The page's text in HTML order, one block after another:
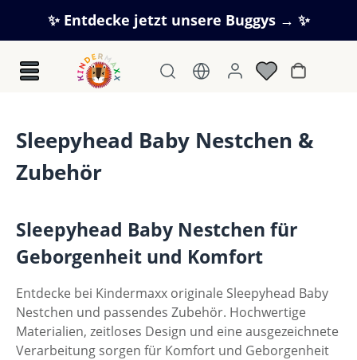
Zum Hauptinhalt springen
✨ Entdecke jetzt unsere Buggys → ✨
Sleepyhead Baby Nestchen &
Zubehör
Sleepyhead Baby Nestchen für
Geborgenheit und Komfort
Entdecke bei Kindermaxx originale Sleepyhead Baby
Nestchen und passendes Zubehör. Hochwertige
Materialien, zeitloses Design und eine ausgezeichnete
Verarbeitung sorgen für Komfort und Geborgenheit